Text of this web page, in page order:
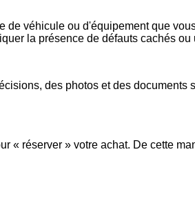
véhicule ou d'équipement que
la présence de défauts cachés
des photos et des documents
« réserver » votre achat. De cette